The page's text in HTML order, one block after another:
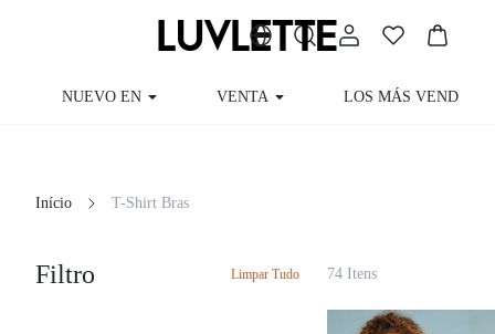
NUEVO EN VENTA LOS MÁS VENDIDOS
Início T-Shirt Bras
Filtro Limpar Tudo 74 Itens